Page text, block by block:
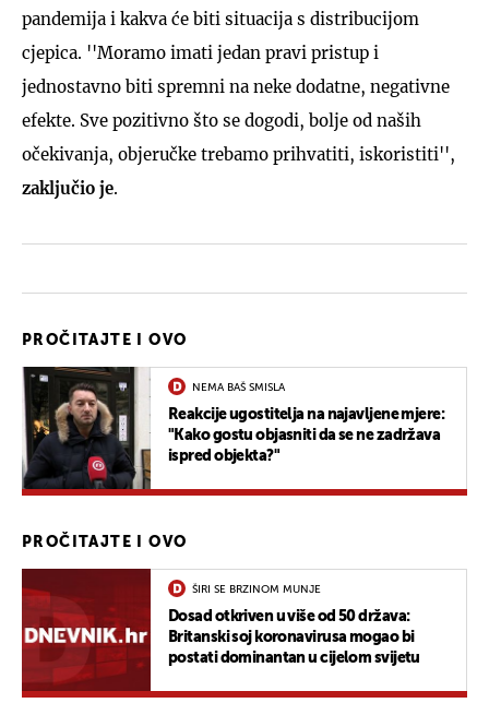
pandemija i kakva će biti situacija s distribucijom
cjepica. ''Moramo imati jedan pravi pristup i
jednostavno biti spremni na neke dodatne, negativne
efekte. Sve pozitivno što se dogodi, bolje od naših
očekivanja, objeručke trebamo prihvatiti, iskoristiti'',
zaključio je.
PROČITAJTE I OVO
NEMA BAŠ SMISLA
Reakcije ugostitelja na najavljene mjere:
"Kako gostu objasniti da se ne zadržava
ispred objekta?"
PROČITAJTE I OVO
ŠIRI SE BRZINOM MUNJE
Dosad otkriven u više od 50 država:
Britanski soj koronavirusa mogao bi
postati dominantan u cijelom svijetu